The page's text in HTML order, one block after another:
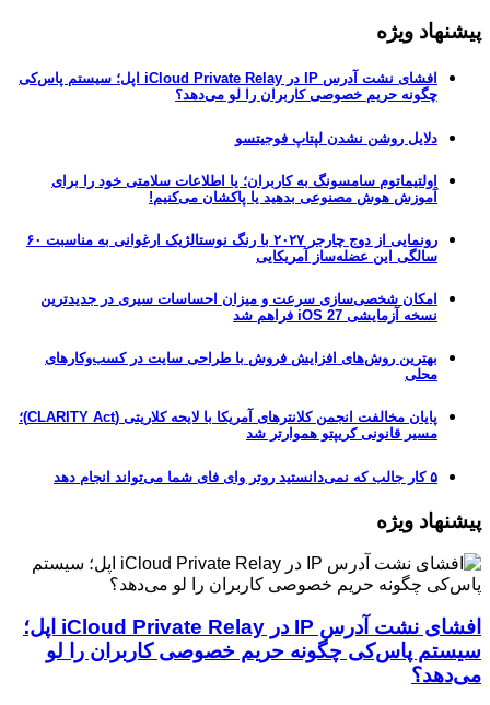
پیشنهاد ویژه
افشای نشت آدرس IP در iCloud Private Relay اپل؛ سیستم پاس‌کی
چگونه حریم خصوصی کاربران را لو می‌دهد؟
دلایل روشن نشدن لپتاپ فوجیتسو
اولتیماتوم سامسونگ به کاربران؛ یا اطلاعات سلامتی خود را برای
آموزش هوش مصنوعی بدهید یا پاکشان می‌کنیم!
رونمایی از دوج چارجر ۲۰۲۷ با رنگ نوستالژیک ارغوانی به مناسبت ۶۰
سالگی این عضله‌ساز آمریکایی
امکان شخصی‌سازی سرعت و میزان احساسات سیری در جدیدترین
نسخه آزمایشی iOS 27 فراهم شد
بهترین روش‌های افزایش فروش با طراحی سایت در کسب‌وکارهای
محلی
پایان مخالفت انجمن کلانترهای آمریکا با لایحه کلاریتی (CLARITY Act)؛
مسیر قانونی کریپتو هموارتر شد
۵ کار جالب که نمی‌دانستید روتر وای فای شما می‌تواند انجام دهد
پیشنهاد ویژه
افشای نشت آدرس IP در iCloud Private Relay اپل؛
سیستم پاس‌کی چگونه حریم خصوصی کاربران را لو
می‌دهد؟